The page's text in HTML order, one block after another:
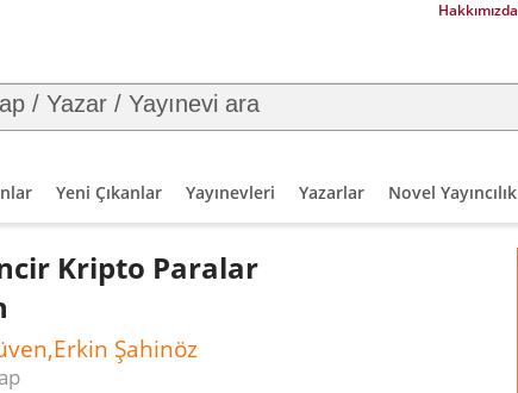
Hakkımızda
Yeni Çıkanlar Yayınevleri Yazarlar Novel Yayıncılık
Kripto Paralar
Şahinöz